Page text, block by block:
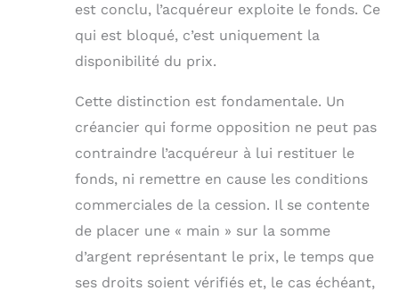
est conclu, l’acquéreur exploite le fonds. Ce
qui est bloqué, c’est uniquement la
disponibilité du prix.
Cette distinction est fondamentale. Un
créancier qui forme opposition ne peut pas
contraindre l’acquéreur à lui restituer le
fonds, ni remettre en cause les conditions
commerciales de la cession. Il se contente
de placer une « main » sur la somme
d’argent représentant le prix, le temps que
ses droits soient vérifiés et, le cas échéant,